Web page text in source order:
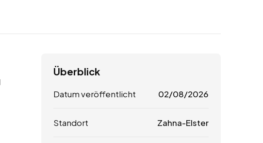
Überblick
Datum veröffentlicht 02/08/2026
Standort Zahna-Elster